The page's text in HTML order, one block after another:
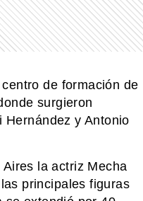
de formación de
surgieron
y Antonio
la actriz Mecha
principales figuras